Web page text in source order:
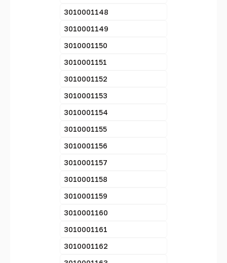
3010001148
3010001149
3010001150
3010001151
3010001152
3010001153
3010001154
3010001155
3010001156
3010001157
3010001158
3010001159
3010001160
3010001161
3010001162